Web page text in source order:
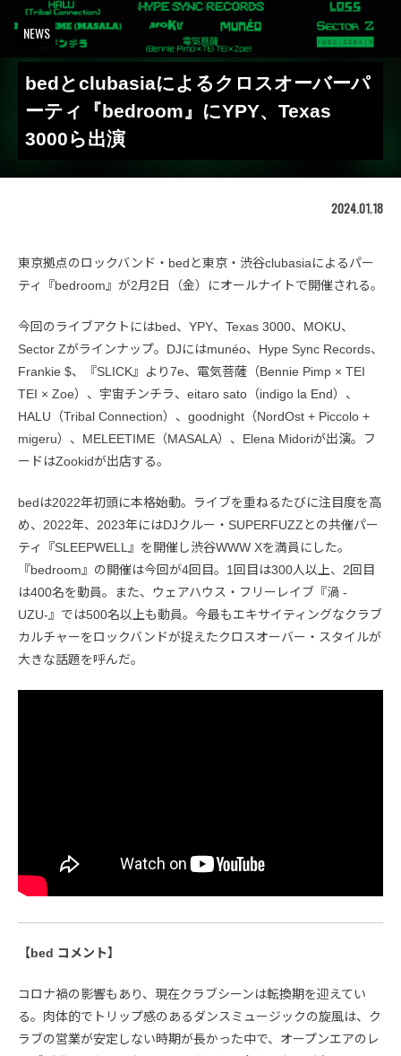
NEWS
bedとclubasiaによるクロスオーバーパ
ーティ『bedroom』にYPY、Texas
3000ら出演
2024.01.18
東京拠点のロックバンド・bedと東京・渋谷clubasiaによるパー
ティ『bedroom』が2月2日（金）にオールナイトで開催される。
今回のライブアクトにはbed、YPY、Texas 3000、MOKU、
Sector Zがラインナップ。DJにはmunéo、Hype Sync Records、
Frankie $、『SLICK』より7e、電気菩薩（Bennie Pimp × TEI
TEI × Zoe）、宇宙チンチラ、eitaro sato（indigo la End）、
HALU（Tribal Connection）、goodnight（NordOst + Piccolo +
migeru）、MELEETIME（MASALA）、Elena Midoriが出演。フ
ードはZookidが出店する。
bedは2022年初頭に本格始動。ライブを重ねるたびに注目度を高
め、2022年、2023年にはDJクルー・SUPERFUZZとの共催パー
ティ『SLEEPWELL』を開催し渋谷WWW Xを満員にした。
『bedroom』の開催は今回が4回目。1回目は300人以上、2回目
は400名を動員。また、ウェアハウス・フリーレイブ『渦 -
UZU-』では500名以上も動員。今最もエキサイティングなクラブ
カルチャーをロックバンドが捉えたクロスオーバー・スタイルが
大きな話題を呼んだ。
【bed コメント】
コロナ禍の影響もあり、現在クラブシーンは転換期を迎えてい
る。肉体的でトリップ感のあるダンスミュージックの旋風は、ク
ラブの営業が安定しない時期が長かった中で、オープンエアのレ